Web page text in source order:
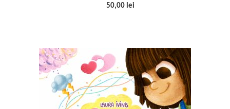
50,00 lei